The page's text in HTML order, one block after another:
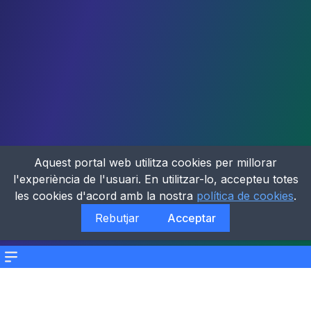
Menu
Aquest portal web utilitza cookies per millorar
l'experiència de l'usuari. En utilitzar-lo, accepteu totes
les cookies d'acord amb la nostra política de cookies.
Rebutjar
Acceptar